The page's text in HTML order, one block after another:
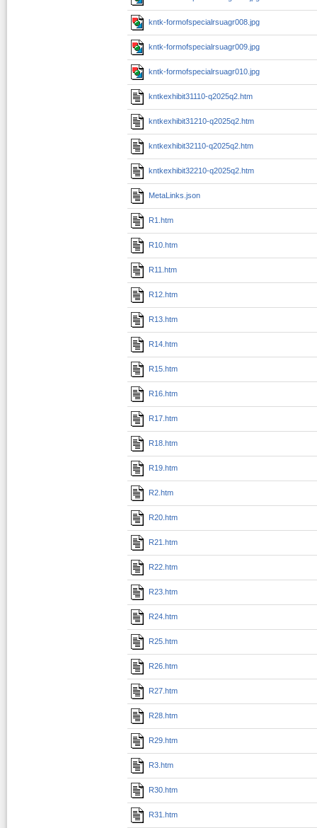
kntk-formofspecialrsuagr008.jpg
kntk-formofspecialrsuagr009.jpg
kntk-formofspecialrsuagr010.jpg
kntkexhibit31110-q2025q2.htm
kntkexhibit31210-q2025q2.htm
kntkexhibit32110-q2025q2.htm
kntkexhibit32210-q2025q2.htm
MetaLinks.json
R1.htm
R10.htm
R11.htm
R12.htm
R13.htm
R14.htm
R15.htm
R16.htm
R17.htm
R18.htm
R19.htm
R2.htm
R20.htm
R21.htm
R22.htm
R23.htm
R24.htm
R25.htm
R26.htm
R27.htm
R28.htm
R29.htm
R3.htm
R30.htm
R31.htm